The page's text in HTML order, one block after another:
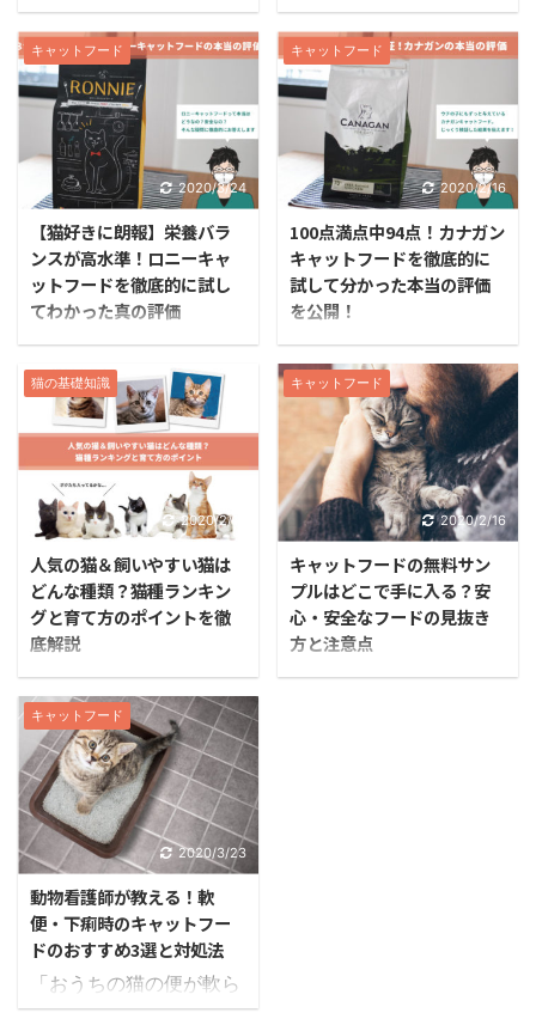
人間の赤ちゃんの15倍速
く成長する子猫にとっ
て、生後1年以内の食事
はとても重要です。 子猫
の成長に合った食事は丈
夫な体作りに欠かせない
ものであり、今後の健康
に大きく関わるもの。 こ
の時期にどんな食べ物を
食べていたかによって、
愛猫が健康で過ごせるか
どうかが決まるといって
まれてから生後6か月ま
での子猫には、成猫より
もかなり豊富な栄養素を
摂取させる必要がありま
す。 「でも、子猫用のフ
ードって種類が少なくて
よく分からない…」 「初
めはふやかしたほうがい
いの？ミルクからフード
への切り替えは？ ...
モグニャンは、プレミア
ムキャットフードのなか
でも広く知られているキ
ャットフードです。 「猫
が本当に喜ぶキャットフ
ード」をコンセプトに、
プレミアムキャットフー
ドでは珍しい白身魚をメ
インに使用。 他のフード
にはない香ばしい魚の香
りとアレルギー性の低さ
が、魚好きな愛猫と暮ら
を受けています。 「モグ
ニャンって本当に良いフ
ードなの？」 「原材料の
評価ばっかりで、実際の
口コミが分かりづらい」
「広告やランキングサイ
トでよく見るけど、ちょ
っとうさんくさいな…」
今回はそんな声にお応え
するべく、実際 ...
キャットフード
2020/3/24
【猫好きに朗報】栄養バラ
ンスが高水準！ロニーキャ
ットフードを徹底的に試し
てわかった真の評価
ロニーキャットフード
は、2018年7月に発売さ
れた新しいキャットフー
ドです。 従来のキャット
フードに足りなかった部
分が見事にカバーされて
おり、品質・栄養バラン
スともに最高点。 オメガ
3脂肪酸であるEPA・
DHAを豊富に含む南極オ
キアミを配合するなど、
ットフードって、どんな
フードなの？」 「今まで
のキャットフードと違う
ところはどこなのか知り
たい」 「実際に購入した
時のメリット・デメリッ
トは何だろう？」 そんな
声にお応えするべく、動
物看護師の資格を持つ筆
者が実際に ...
キャットフード
2020/2/16
100点満点中94点！カナガン
キャットフードを徹底的に
試して分かった本当の評価
を公開！
カナガンは、今やプレミ
アムキャットフードの定
番ともいえるキャットフ
ードです。 安全性が優れ
ていることはもちろん嗜
好性も高いので、多くの
サイトで最高ランクの評
価が付いているカナガ
ン。 にもかかわらず、
「期待外れ」「うちの猫
はまったく食べなかっ
猫の基礎知識
2020/2/16
人気の猫＆飼いやすい猫は
どんな種類？猫種ランキン
グと育て方のポイントを徹
底解説
世界中で100種類以上も
の品種があるといわれて
いる「猫」。 このうち、
日本国内で飼育できる種
類だけでも、猫には約60
種類近くの品種が存在し
ます。 「こんなに種類が
多いと、どんな猫ちゃん
をお迎えすればいいか分
からない…」 「我が家に
はどんな猫ちゃんが合っ
ているんだろう？」 何を
キャットフード
2020/2/16
キャットフードの無料サン
プルはどこで手に入る？安
心・安全なフードの見抜き
方と注意点
「今のキャットフードは
キャットフード
2020/3/23
動物看護師が教える！軟
便・下痢時のキャットフー
ドのおすすめ3選と対処法
「おうちの猫の便が軟ら
かい…何を食べさせたら